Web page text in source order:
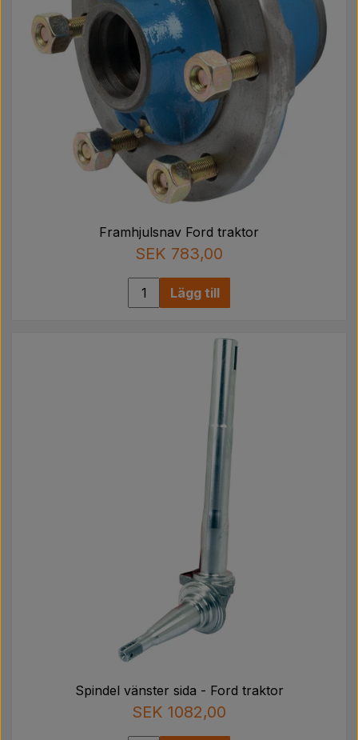
Framhjulsnav Ford traktor
SEK 783,00
Lägg till
Spindel vänster sida - Ford traktor
SEK 1082,00